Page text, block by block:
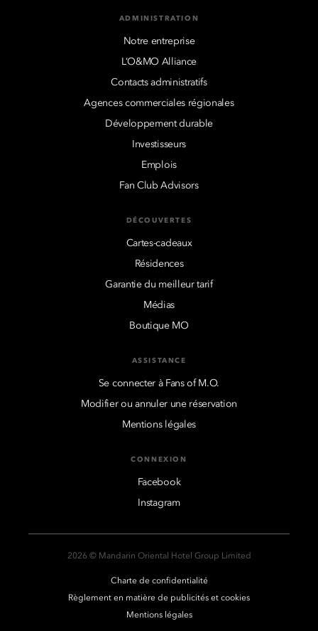
ADMINISTRATION
Notre entreprise
L’O&MO Alliance
Contacts administratifs
Agences commerciales régionales
Développement durable
Investisseurs
Emplois
Fan Club Advisors
DÉCOUVERTES
Cartes-cadeaux
Résidences
Garantie du meilleur tarif
Médias
Boutique MO
ASSISTANCE
Se connecter à Fans of M.O.
Modifier ou annuler une réservation
Mentions légales
CONNEXION
Facebook
Instagram
2026 © Mandarin Oriental Hotel Group Limited
Charte de confidentialité
Règlement en matière de publicités et cookies
Mentions légales